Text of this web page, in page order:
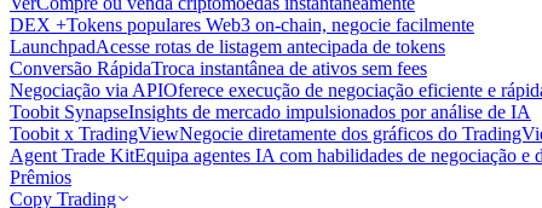
DEX +Tokens populares Web3 on-chain, negocie facilmente
LaunchpadAcesse rotas de listagem antecipada de tokens
Conversão RápidaTroca instantânea de ativos sem fees
Negociação via APIOferece execução de negociação eficiente e
Toobit SynapseInsights de mercado impulsionados por análise de IA
Toobit x TradingViewNegocie diretamente dos gráficos do
Agent Trade KitEquipa agentes IA com habilidades de negociação e
Prêmios
Copy Trading